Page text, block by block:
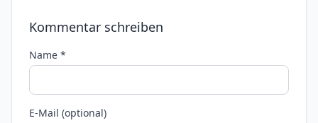
Kommentar schreiben
Name *
E-Mail (optional)